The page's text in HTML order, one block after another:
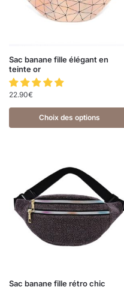
Sac banane fille élégant en
teinte or
22.90€
Choix des options
Sac banane fille rétro chic